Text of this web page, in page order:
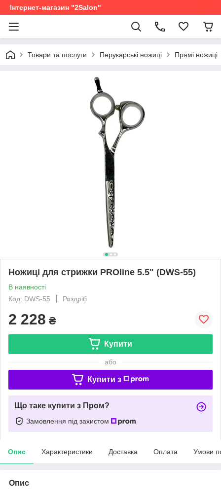
Інтернет-магазин "2Salon"
Товари та послуги Перукарські ножиці Прямі ножиці
Ножиці для стрижки PROline 5.5" (DWS-55)
В наявності
Код: DWS-55
Роздріб
2 228 ₴
Купити
або
Купити з
Що таке купити з Пром?
Замовлення під захистом
Опис Характеристики Доставка Оплата Умови
Опис